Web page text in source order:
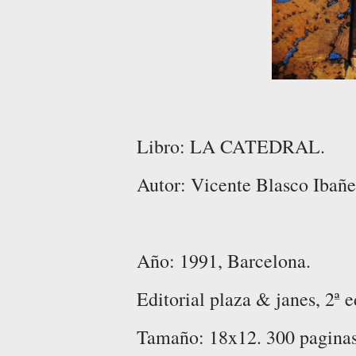
Libro: LA CATEDRAL.
Autor: Vicente Blasco
Año: 1991, Barcelona.
Editorial plaza & janes, 2ª
Tamaño: 18x12. 300